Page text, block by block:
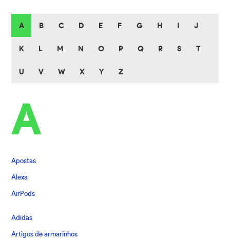
A B C D E F G H J
K L M N O P Q R S T
U V W X Y Z
A
Apostas
Alexa
AirPods
Adidas
Artigos de armarinhos